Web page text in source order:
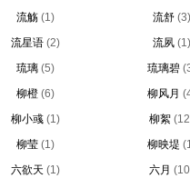
流觞 (1) 流舒 (3)
流星语 (2) 流夙 (1)
琉璃 (5) 琉璃碧
柳橙 (6) 柳风月
柳小彧 (1) 柳絮
柳莹 (1) 柳映堤
六欲天 (1) 六月